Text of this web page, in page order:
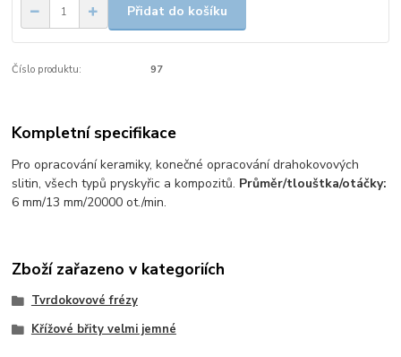
Přidat do košíku
Číslo produktu: 97
Kompletní specifikace
Pro opracování keramiky, konečné opracování drahokovových
slitin, všech typů pryskyřic a kompozitů. Průměr/tlouštka/otáčky:
6 mm/13 mm/20000 ot./min.
Zboží zařazeno v kategoriích
Tvrdokovové frézy
Křížové břity velmi jemné